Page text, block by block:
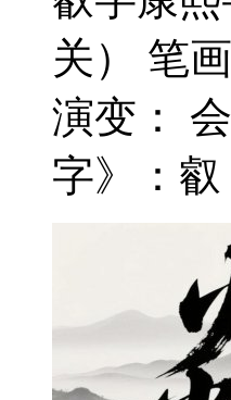
关） 笔
演变：
字》：